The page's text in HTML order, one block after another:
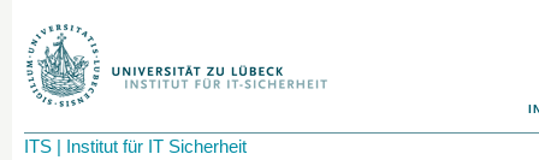
ITS | Institut für IT Sicherheit